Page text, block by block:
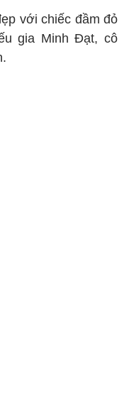
với chiếc đầm đỏ
gia Minh Đạt, cô